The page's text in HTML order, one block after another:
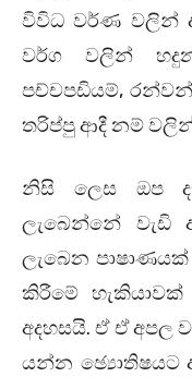
විවිධ වර්ණ වලින්
වර්ග වලින්
පච්චපඩියම්, රන්වන්
තරිප්පු ආදී නම්
නිසි ලෙස ඔප
ලැබෙන්නේ වැඩි
ලැබෙන
කිරීමේ
අදහසයි. ඒ ඒ අපල
යන්න ඡ්‍යොතිෂයට